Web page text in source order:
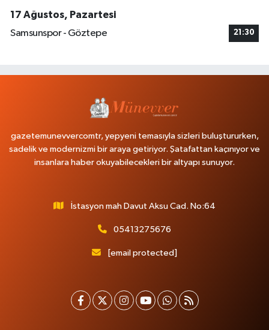
17 Ağustos, Pazartesi
Samsunspor - Göztepe
21:30
gazetemunevvercomtr, yepyeni temasıyla sizleri buluştururken,
sadelik ve modernizmi bir araya getiriyor. Şatafattan kaçınıyor ve
insanlara haber okuyabilecekleri bir altyapı sunuyor.
İstasyon mah Davut Aksu Cad. No:64
05413275676
[email protected]